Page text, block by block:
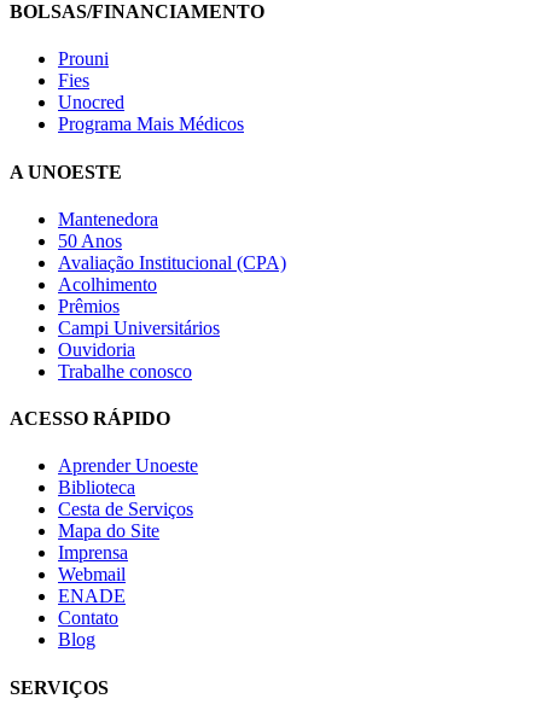
BOLSAS/FINANCIAMENTO
Prouni
Fies
Unocred
Programa Mais Médicos
A UNOESTE
Mantenedora
50 Anos
Avaliação Institucional (CPA)
Acolhimento
Prêmios
Campi Universitários
Ouvidoria
Trabalhe conosco
ACESSO RÁPIDO
Aprender Unoeste
Biblioteca
Cesta de Serviços
Mapa do Site
Imprensa
Webmail
ENADE
Contato
Blog
SERVIÇOS